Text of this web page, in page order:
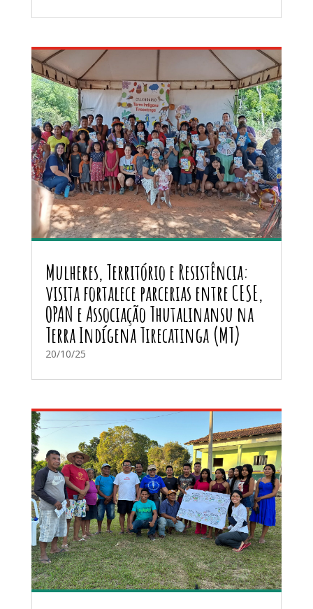
Mulheres, Território e Resistência:
visita fortalece parcerias entre CESE,
OPAN e Associação Thutalinansu na
Terra Indígena Tirecatinga (MT)
20/10/25